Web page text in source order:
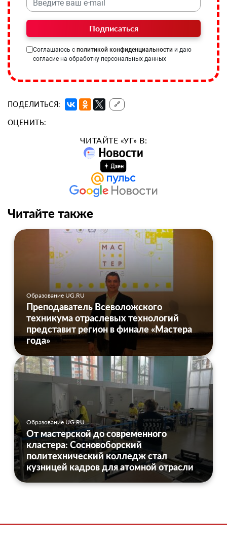
Подписаться
Соглашаюсь с политикой конфиденциальности и даю
согласие на обработку персональных данных
ПОДЕЛИТЬСЯ: 🔗
ОЦЕНИТЬ:
ЧИТАЙТЕ «УГ» В:
Читайте также
Образование UG.RU
Преподаватель Всеволожского
техникума отраслевых технологий
представит регион в финале «Мастера
года»
Образование UG.RU
От мастерской до современного
кластера: Сосновоборский
политехнический колледж стал
кузницей кадров для атомной отрасли